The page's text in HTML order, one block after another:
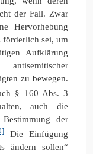
der Fall. Zwar
Hervorhebung
förderlich sei, um
Aufklärung
zu bewegen.
§ 160 Abs. 3
auch die
der
Die Einfügung
ändern sollen“